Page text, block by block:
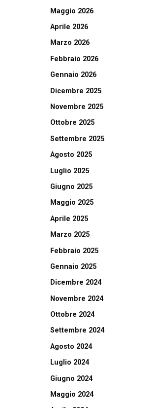
Maggio 2026
Aprile 2026
Marzo 2026
Febbraio 2026
Gennaio 2026
Dicembre 2025
Novembre 2025
Ottobre 2025
Settembre 2025
Agosto 2025
Luglio 2025
Giugno 2025
Maggio 2025
Aprile 2025
Marzo 2025
Febbraio 2025
Gennaio 2025
Dicembre 2024
Novembre 2024
Ottobre 2024
Settembre 2024
Agosto 2024
Luglio 2024
Giugno 2024
Maggio 2024